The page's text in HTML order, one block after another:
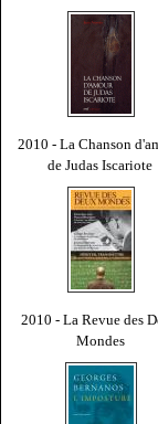
2010 - La Chanson
de Judas Iscariote
2010 - La Revue des
Mondes